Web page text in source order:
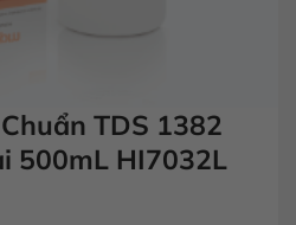
TDS 1382
500mL HI7032L